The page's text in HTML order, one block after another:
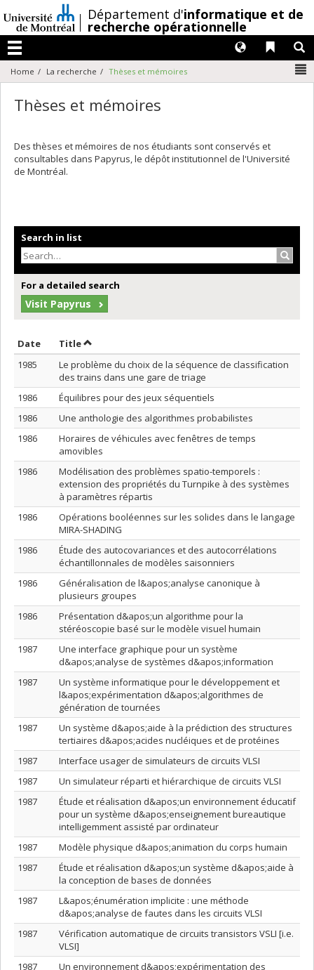
au
contenu
/Département d'informatique et de
recherche opérationnelle
Menu
Liens
Langues
Home La recherche Thèses et mémoires
Thèses et mémoires
Des thèses et mémoires de nos étudiants sont conservés et
consultables dans Papyrus, le dépôt institutionnel de l'Université
de Montréal.
Search in list
For a detailed search
Visit Papyrus
Date Sort by date in descending order
TitleSort by title in descending order
1985
Le problème du choix de la séquence de classification
des trains dans une gare de triage
1986
Équilibres pour des jeux séquentiels
1986
Une anthologie des algorithmes probabilistes
1986
Horaires de véhicules avec fenêtres de temps
amovibles
1986
Modélisation des problèmes spatio-temporels :
extension des propriétés du Turnpike à des systèmes
à paramètres répartis
1986
Opérations booléennes sur les solides dans le langage
MIRA-SHADING
1986
Étude des autocovariances et des autocorrélations
échantillonnales de modèles saisonniers
1986
Généralisation de l&apos;analyse canonique à
plusieurs groupes
1986
Présentation d&apos;un algorithme pour la
stéréoscopie basé sur le modèle visuel humain
1987
Une interface graphique pour un système
d&apos;analyse de systèmes d&apos;information
1987
Un système informatique pour le développement et
l&apos;expérimentation d&apos;algorithmes de
génération de tournées
1987
Un système d&apos;aide à la prédiction des structures
tertiaires d&apos;acides nucléiques et de protéines
1987
Interface usager de simulateurs de circuits VLSI
1987
Un simulateur réparti et hiérarchique de circuits VLSI
1987
Étude et réalisation d&apos;un environnement éducatif
pour un système d&apos;enseignement bureautique
intelligemment assisté par ordinateur
1987
Modèle physique d&apos;animation du corps humain
1987
Étude et réalisation d&apos;un système d&apos;aide à
la conception de bases de données
1987
L&apos;énumération implicite : une méthode
d&apos;analyse de fautes dans les circuits VLSI
1987
Vérification automatique de circuits transistors VSLI [i.e.
VLSI]
1987
Un environnement d&apos;expérimentation des